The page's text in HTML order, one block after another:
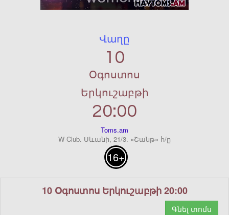
Վաղը
10
Օգոստոս
Երկուշաբթի
20:00
Toms.am
W-Club. Սևանի, 21/3. «Շանթ» հ/ը
16+
10 Օգոստոս Երկուշաբթի 20:00
Գնել տոմս